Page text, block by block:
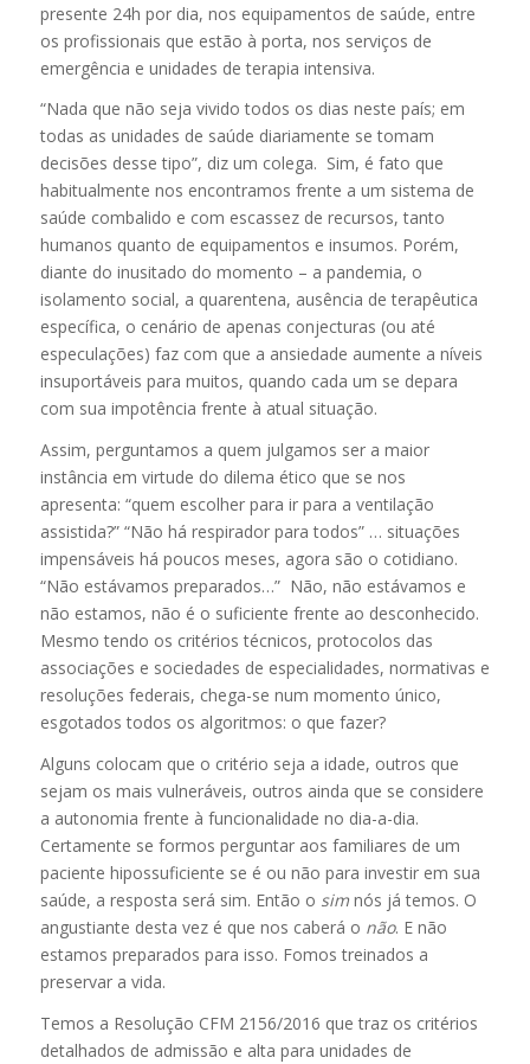
presente 24h por dia, nos equipamentos de saúde, entre
os profissionais que estão à porta, nos serviços de
emergência e unidades de terapia intensiva.
“Nada que não seja vivido todos os dias neste país; em
todas as unidades de saúde diariamente se tomam
decisões desse tipo”, diz um colega. Sim, é fato que
habitualmente nos encontramos frente a um sistema de
saúde combalido e com escassez de recursos, tanto
humanos quanto de equipamentos e insumos. Porém,
diante do inusitado do momento – a pandemia, o
isolamento social, a quarentena, ausência de terapêutica
específica, o cenário de apenas conjecturas (ou até
especulações) faz com que a ansiedade aumente a níveis
insuportáveis para muitos, quando cada um se depara
com sua impotência frente à atual situação.
Assim, perguntamos a quem julgamos ser a maior
instância em virtude do dilema ético que se nos
apresenta: “quem escolher para ir para a ventilação
assistida?” “Não há respirador para todos” … situações
impensáveis há poucos meses, agora são o cotidiano.
“Não estávamos preparados…” Não, não estávamos e
não estamos, não é o suficiente frente ao desconhecido.
Mesmo tendo os critérios técnicos, protocolos das
associações e sociedades de especialidades, normativas e
resoluções federais, chega-se num momento único,
esgotados todos os algoritmos: o que fazer?
Alguns colocam que o critério seja a idade, outros que
sejam os mais vulneráveis, outros ainda que se considere
a autonomia frente à funcionalidade no dia-a-dia.
Certamente se formos perguntar aos familiares de um
paciente hipossuficiente se é ou não para investir em sua
saúde, a resposta será sim. Então o simnós já temos. O
angustiante desta vez é que nos caberá o não. E não
estamos preparados para isso. Fomos treinados a
preservar a vida.
Temos a Resolução CFM 2156/2016 que traz os critérios
detalhados de admissão e alta para unidades de